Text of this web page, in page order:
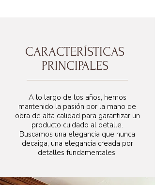
CARACTERÍSTICAS
PRINCIPALES
A lo largo de los años, hemos
mantenido la pasión por la mano de
obra de alta calidad para garantizar un
producto cuidado al detalle.
Buscamos una elegancia que nunca
decaiga, una elegancia creada por
detalles fundamentales.